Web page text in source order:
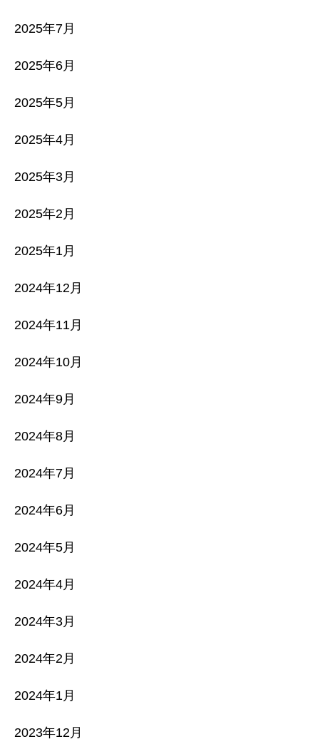
2025年7月
2025年6月
2025年5月
2025年4月
2025年3月
2025年2月
2025年1月
2024年12月
2024年11月
2024年10月
2024年9月
2024年8月
2024年7月
2024年6月
2024年5月
2024年4月
2024年3月
2024年2月
2024年1月
2023年12月